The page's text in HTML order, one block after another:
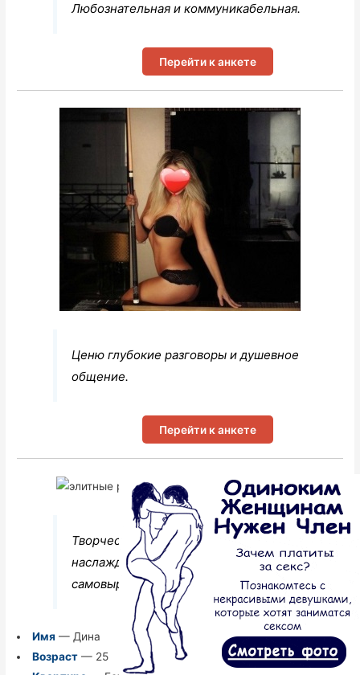
Любознательная и коммуникабельная.
Перейти к анкете
Ценю глубокие разговоры и душевное
общение.
Перейти к анкете
Творческая и вдохновленная девушка,
наслаждается искусством и
самовыражением.
Имя— Дина
Возраст— 25